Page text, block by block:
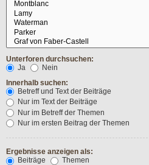
Unterforen durchsuchen:
Ja
Nein
Innerhalb suchen:
Betreff und Text der Beiträge
Nur im Text der Beiträge
Nur im Betreff der Themen
Nur im ersten Beitrag der Themen
Ergebnisse anzeigen als:
Beiträge
Themen